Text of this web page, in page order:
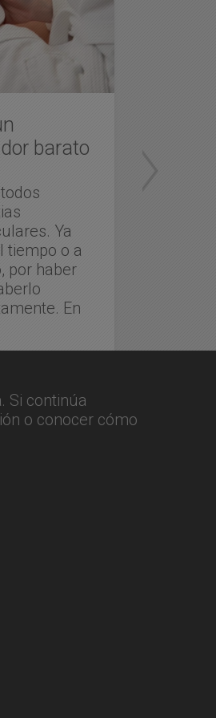
. Si continúa
o conocer cómo
barato
Ya
tiempo o a
por haber
En
por